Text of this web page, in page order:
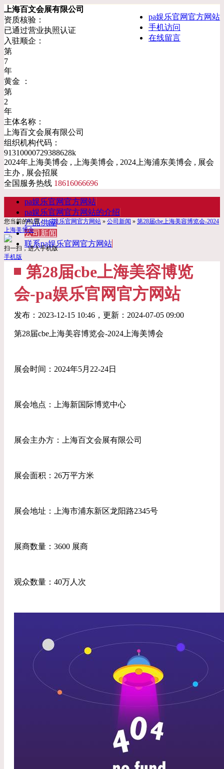
pa娱乐官网官方网站
手机访问
在线留言
上海百文会展有限公司
资质核验：
已通过营业执照认证
入驻顺企：
第
7
年
黄金 ：
第
2
年
主体名称：
上海百文会展有限公司
组织机构代码：
91310000729388628k
2024年上海美博会 , 上海美博会 , 2024上海浦东美博会 , 展会
主办 , 展会招展
全国服务热线 18616066696
pa娱乐官网官方网站
pa娱乐官网官方网站的介绍
产品供应
公司新闻
联系pa娱乐官网官方网站
您当前的位置：pa娱乐官网官方网站 » 公司新闻 » 第28届cbe上海美容博览会-2024
上海美博会
扫一扫，进入手机版
手机版
第28届cbe上海美容博览
会-pa娱乐官网官方网站
发布： 2023-12-15 10:46 ，更新： 2024-07-05 09:00
第28届cbe上海美容博览会-2024上海美博会
展会时间：2024年5月22-24日
展会地点：上海新国际博览中心
展会主办方：上海百文会展有限公司
展会面积：26万平方米
展会地址：上海市浦东新区龙阳路2345号
展商数量：3600 展商
观众数量：40万人次